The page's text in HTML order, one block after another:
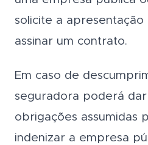
solicite a
assinar um contrato.
Em caso de
seguradora poderá
obrigações assumidas
indenizar a empresa